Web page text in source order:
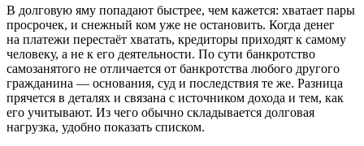
В долговую яму попадают быстрее, чем кажется: хватает пары
просрочек, и снежный ком уже не остановить. Когда денег
на платежи перестаёт хватать, кредиторы приходят к самому
человеку, а не к его деятельности. По сути банкротство
самозанятого не отличается от банкротства любого другого
гражданина — основания, суд и последствия те же. Разница
прячется в деталях и связана с источником дохода и тем, как
его учитывают. Из чего обычно складывается долговая
нагрузка, удобно показать списком.